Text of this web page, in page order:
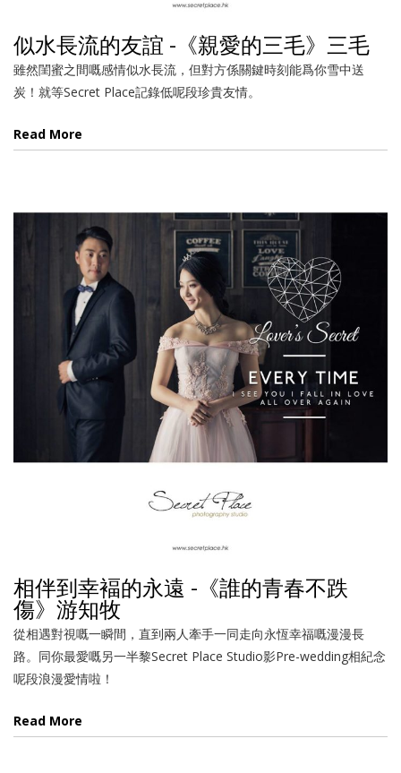
似水長流的友誼 -《親愛的三毛》三毛
雖然閨蜜之間嘅感情似水長流，但對方係關鍵時刻能爲你雪中送
炭！就等Secret Place記錄低呢段珍貴友情。
Read More
相伴到幸褔的永遠 -《誰的青春不跌
傷》游知牧
從相遇對視嘅一瞬間，直到兩人牽手一同走向永恆幸福嘅漫漫長
路。同你最愛嘅另一半黎Secret Place Studio影Pre-wedding相紀念
呢段浪漫愛情啦！
Read More